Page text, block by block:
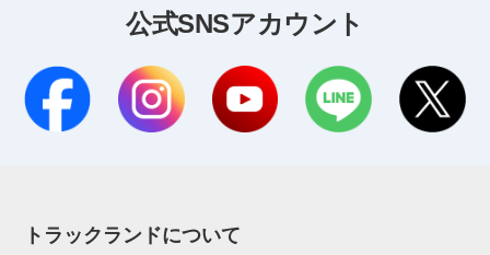
公式SNSアカウント
トラックランドについて